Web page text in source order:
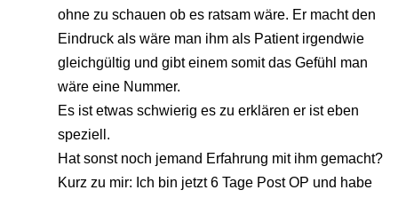
ohne zu schauen ob es ratsam wäre. Er macht den
Eindruck als wäre man ihm als Patient irgendwie
gleichgültig und gibt einem somit das Gefühl man
wäre eine Nummer.
Es ist etwas schwierig es zu erklären er ist eben
speziell.
Hat sonst noch jemand Erfahrung mit ihm gemacht?
Kurz zu mir: Ich bin jetzt 6 Tage Post OP und habe